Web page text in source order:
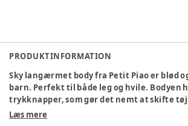
PRODUKTINFORMATION
Sky langærmet body fra Petit Piao er blød
barn. Perfekt til både leg og hvile. Bodyen
trykknapper, som gør det nemt at skifte
strækbart materiale, der giver god
Læs mere